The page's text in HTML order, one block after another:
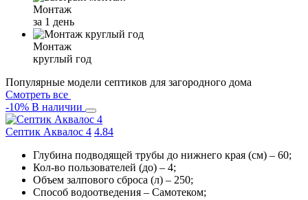
Монтаж
за 1 день
Монтаж
круглый год
Популярные модели септиков для загородного дома
Смотреть все
-10% В наличии
Септик Аквалос 4 4.84
Глубина подводящей трубы до нижнего края (см) – 60;
Кол-во пользователей (до) – 4;
Объем залпового сброса (л) – 250;
Способ водоотведения – Самотеком;